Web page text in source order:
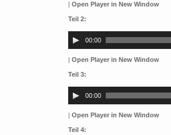
| Open Player in New Window
Teil 2:
00:00
| Open Player in New Window
Teil 3:
00:00
| Open Player in New Window
Teil 4: